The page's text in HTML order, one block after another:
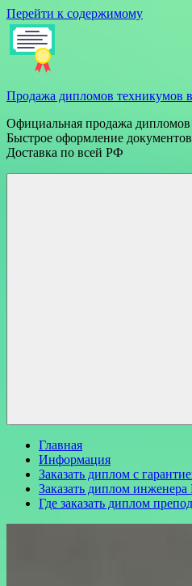
Перейти к содержимому
Продажа дипломов техникумов
Официальная продажа
Быстрое оформление документов
Доставка по всей РФ
Главная
Информация
Заказать диплом с
Заказать диплом
Где заказать диплом